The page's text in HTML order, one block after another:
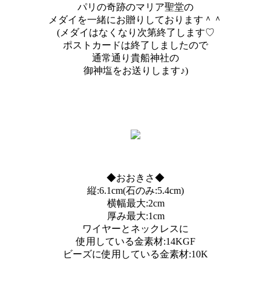
パリの奇跡のマリア聖堂の
メダイを一緒にお贈りしております＾＾
(メダイはなくなり次第終了します♡
ポストカードは終了しましたので
通常通り貴船神社の
御神塩をお送りします♪)
◆おおきさ◆
縦:6.1cm(石のみ:5.4cm)
横幅最大:2cm
厚み最大:1cm
ワイヤーとネックレスに
使用している金素材:14KGF
ビーズに使用している金素材:10K